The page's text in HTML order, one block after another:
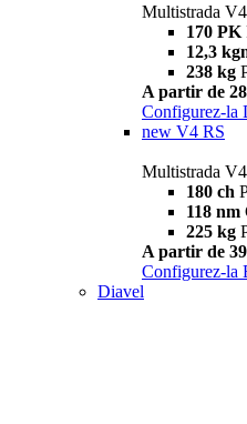
Multistrada
170 PK
12,3
238 kg
A partir de
Configurez-la
new V4 RS
Multistrada
180 ch
118 nm
225 kg
A partir de
Configurez-la
Diavel